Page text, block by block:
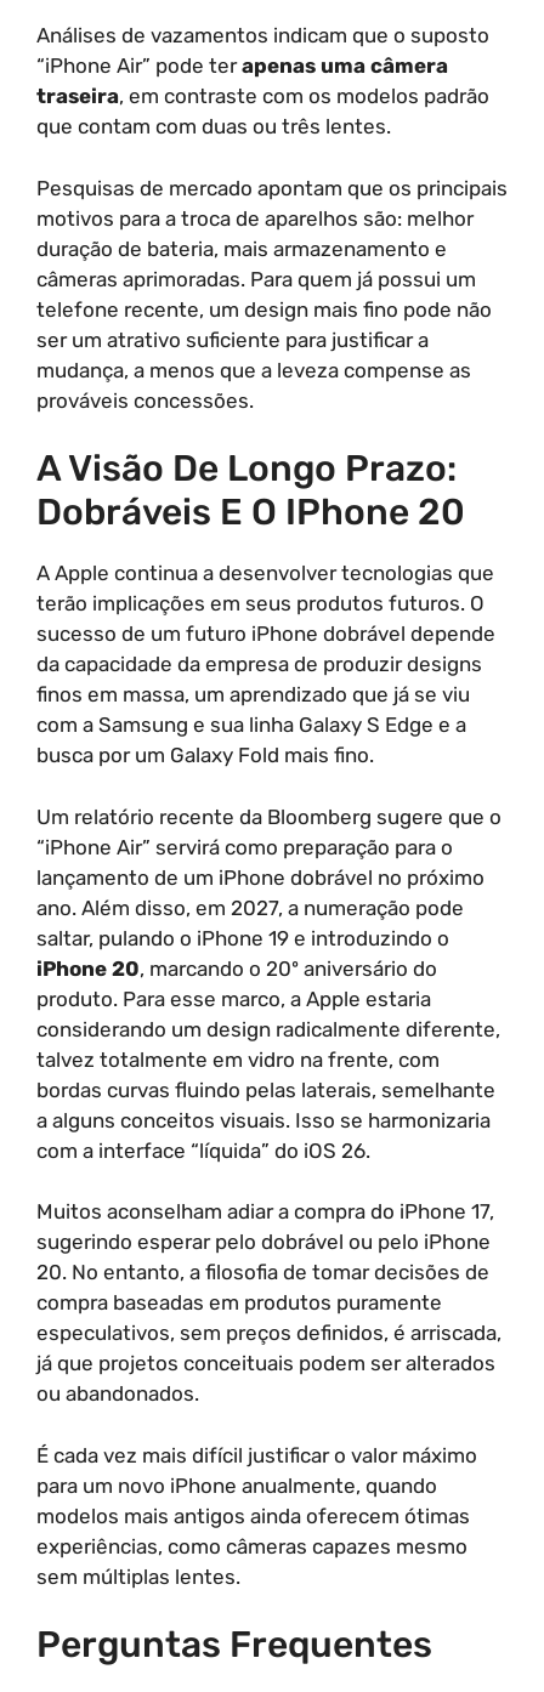
Análises de vazamentos indicam que o suposto
“iPhone Air” pode terapenas uma câmera
traseira, em contraste com os modelos padrão
que contam com duas ou três lentes.
Pesquisas de mercado apontam que os principais
motivos para a troca de aparelhos são: melhor
duração de bateria, mais armazenamento e
câmeras aprimoradas. Para quem já possui um
telefone recente, um design mais fino pode não
ser um atrativo suficiente para justificar a
mudança, a menos que a leveza compense as
prováveis concessões.
A Visão De Longo Prazo:
Dobráveis E O IPhone 20
A Apple continua a desenvolver tecnologias que
terão implicações em seus produtos futuros. O
sucesso de um futuro iPhone dobrável depende
da capacidade da empresa de produzir designs
finos em massa, um aprendizado que já se viu
com a Samsung e sua linha Galaxy S Edge e a
busca por um Galaxy Fold mais fino.
Um relatório recente da Bloomberg sugere que o
“iPhone Air” servirá como preparação para o
lançamento de um iPhone dobrável no próximo
ano. Além disso, em 2027, a numeração pode
saltar, pulando o iPhone 19 e introduzindo o
iPhone 20, marcando o 20º aniversário do
produto. Para esse marco, a Apple estaria
considerando um design radicalmente diferente,
talvez totalmente em vidro na frente, com
bordas curvas fluindo pelas laterais, semelhante
a alguns conceitos visuais. Isso se harmonizaria
com a interface “líquida” do iOS 26.
Muitos aconselham adiar a compra do iPhone 17,
sugerindo esperar pelo dobrável ou pelo iPhone
20. No entanto, a filosofia de tomar decisões de
compra baseadas em produtos puramente
especulativos, sem preços definidos, é arriscada,
já que projetos conceituais podem ser alterados
ou abandonados.
É cada vez mais difícil justificar o valor máximo
para um novo iPhone anualmente, quando
modelos mais antigos ainda oferecem ótimas
experiências, como câmeras capazes mesmo
sem múltiplas lentes.
Perguntas Frequentes